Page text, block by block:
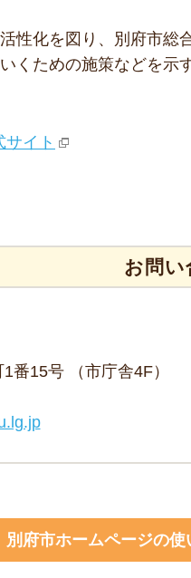
性化を図り、別府市
くための施策などを
サイト
お問い
番15号 （市庁舎4F）
別府市ホームページの